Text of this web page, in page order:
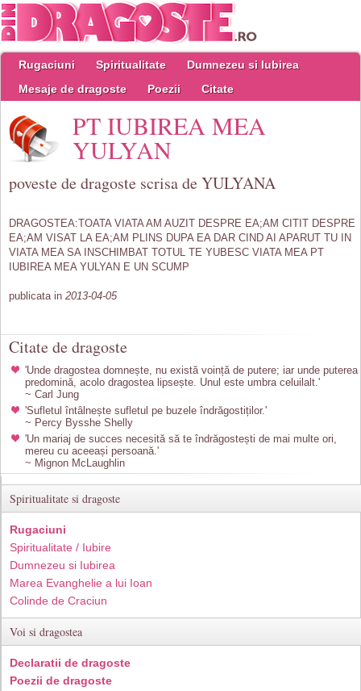
Rugaciuni Spiritualitate
Dumnezeu si Iubirea
Mesaje de dragoste
Poezii Citate
PT IUBIREA MEA
YULYAN
poveste de dragoste scrisa de YULYANA
DRAGOSTEA:TOATA VIATA AM AUZIT DESPRE EA;AM CITIT DESPRE
EA;AM VISAT LA EA;AM PLINS DUPA EA DAR CIND AI APARUT TU IN
VIATA MEA SA INSCHIMBAT TOTUL TE YUBESC VIATA MEA PT
IUBIREA MEA YULYAN E UN SCUMP
publicata in 2013-04-05
Citate de dragoste
'Unde dragostea domnește, nu există voință de putere; iar unde puterea
predomină, acolo dragostea lipsește. Unul este umbra celuilalt.'
~ Carl Jung
'Sufletul întâlnește sufletul pe buzele îndrăgostiților.'
~ Percy Bysshe Shelly
'Un mariaj de succes necesită să te îndrăgostești de mai multe ori,
mereu cu aceeași persoană.'
~ Mignon McLaughlin
Spiritualitate si dragoste
Rugaciuni
Spiritualitate / Iubire
Dumnezeu si Iubirea
Marea Evanghelie a lui Ioan
Colinde de Craciun
Voi si dragostea
Declaratii de dragoste
Poezii de dragoste